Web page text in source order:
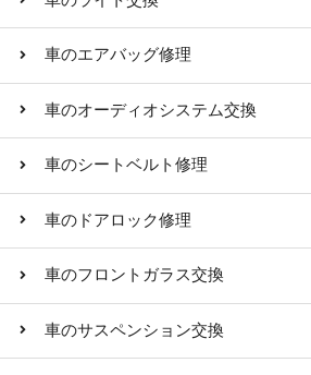
車のエアバッグ修理
車のオーディオシステム交換
車のシートベルト修理
車のドアロック修理
車のフロントガラス交換
車のサスペンション交換